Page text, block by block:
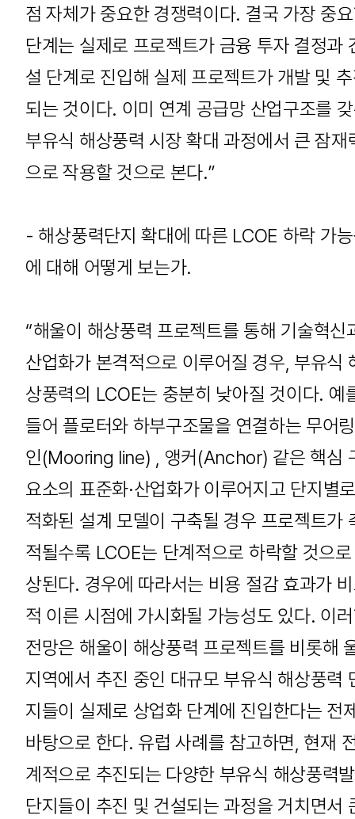
점 자체가 중요한 경쟁력이다. 결국 가장 중
단계는 실제로 프로젝트가 금융 투자 결정과
설 단계로 진입해 실제 프로젝트가 개발 및
되는 것이다. 이미 연계 공급망 산업구조를
부유식 해상풍력 시장 확대 과정에서 큰 잠재
으로 작용할 것으로 본다.”
- 해상풍력단지 확대에 따른 LCOE 하락 가
에 대해 어떻게 보는가.
“해울이 해상풍력 프로젝트를 통해 기술혁신
산업화가 본격적으로 이루어질 경우, 부유식
상풍력의 LCOE는 충분히 낮아질 것이다. 예
들어 플로터와 하부구조물을 연결하는 무어
인(Mooring line) , 앵커(Anchor) 같은 핵심
요소의 표준화·산업화가 이루어지고 단지별
적화된 설계 모델이 구축될 경우 프로젝트가
적될수록 LCOE는 단계적으로 하락할 것으
상된다. 경우에 따라서는 비용 절감 효과가
적 이른 시점에 가시화될 가능성도 있다. 이
전망은 해울이 해상풍력 프로젝트를 비롯해
지역에서 추진 중인 대규모 부유식 해상풍력
지들이 실제로 상업화 단계에 진입한다는 전
바탕으로 한다. 유럽 사례를 참고하면, 현재
계적으로 추진되는 다양한 부유식 해상풍력
단지들이 추진 및 건설되는 과정을 거치면서